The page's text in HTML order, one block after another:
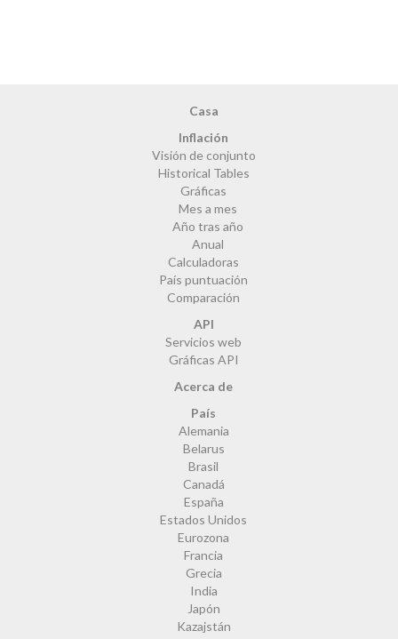
Casa
Inflación
Visión de conjunto
Historical Tables
Gráficas
Mes a mes
Año tras año
Anual
Calculadoras
País puntuación
Comparación
API
Servicios web
Gráficas API
Acerca de
País
Alemania
Belarus
Brasil
Canadá
España
Estados Unidos
Eurozona
Francia
Grecia
India
Japón
Kazajstán